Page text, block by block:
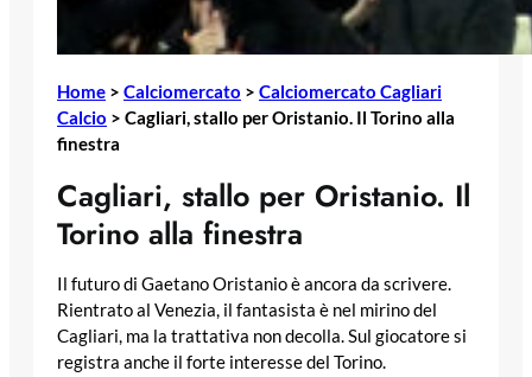
Home > Calciomercato > Calciomercato Cagliari
Calcio > Cagliari, stallo per Oristanio. Il Torino alla
finestra
Cagliari, stallo per Oristanio. Il
Torino alla finestra
Il futuro di Gaetano Oristanio è ancora da scrivere.
Rientrato al Venezia, il fantasista è nel mirino del
Cagliari, ma la trattativa non decolla. Sul giocatore si
registra anche il forte interesse del Torino.